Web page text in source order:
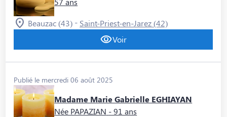
Beauzac (43) - Saint-Priest-en-Jarez (42)
Voir
Publié le mercredi 06 août 2025
Madame Marie Gabrielle EGHIAYAN
Née PAPAZIAN - 91 ans